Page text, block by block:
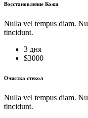
Восстановление Кожи
Nulla vel tempus diam.
tincidunt.
3 дня
$3000
Очистка стекол
Nulla vel tempus diam.
tincidunt.